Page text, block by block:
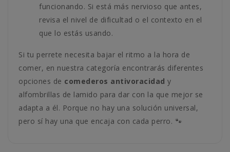
funcionando. Si está más nervioso que antes,
revisa el nivel de dificultad o el contexto en el
que lo estás usando.
Si tu perrete necesita bajar el ritmo a la hora de
comer, en nuestra categoría encontrarás diferentes
opciones de comederos antivoracidad y
alfombrillas de lamido para dar con la que mejor se
adapta a él. Porque no hay una solución universal,
pero sí hay una que encaja con cada perro. 🐾